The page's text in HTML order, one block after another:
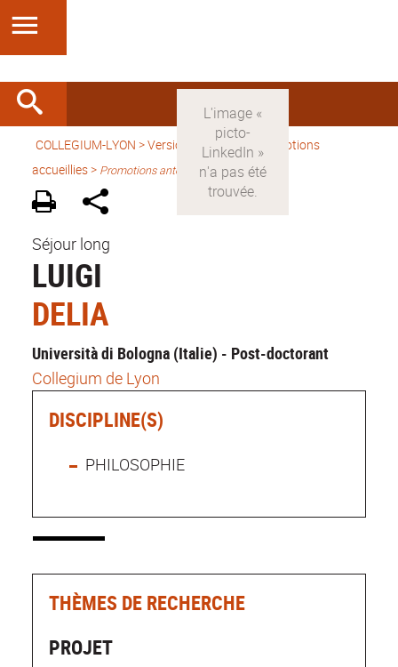
COLLEGIUM-LYON >Version française> Promotions
accueillies > Promotions antérieures
Séjour long
LUIGI
DELIA
Università di Bologna (Italie) - Post-doctorant
Collegium de Lyon
DISCIPLINE(S)
PHILOSOPHIE
THÈMES DE RECHERCHE
PROJET